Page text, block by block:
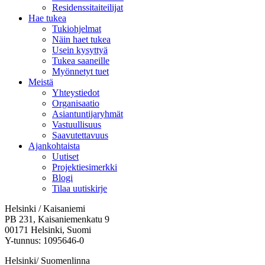
Residenssitaiteilijat
Hae tukea
Tukiohjelmat
Näin haet tukea
Usein kysyttyä
Tukea saaneille
Myönnetyt tuet
Meistä
Yhteystiedot
Organisaatio
Asiantuntijaryhmät
Vastuullisuus
Saavutettavuus
Ajankohtaista
Uutiset
Projektiesimerkki
Blogi
Tilaa uutiskirje
Helsinki / Kaisaniemi
PB 231, Kaisaniemenkatu 9
00171 Helsinki, Suomi
Y-tunnus: 1095646-0
Helsinki/ Suomenlinna